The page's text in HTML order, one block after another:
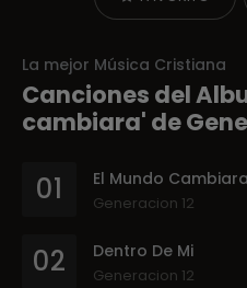
La mejor Música Cristiana
Canciones del
cambiara' de
01 El Mundo Cambiara
Generacion 12
02 Dentro De Mi
Generacion 12